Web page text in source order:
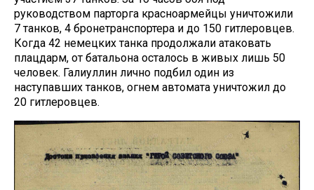
руководством парторга красноармейцы уничтожили
7 танков, 4 бронетранспортера и до 150 гитлеровцев.
Когда 42 немецких танка продолжали атаковать
плацдарм, от батальона осталось в живых лишь 50
человек. Галиуллин лично подбил один из
наступавших танков, огнем автомата уничтожил до
20 гитлеровцев.